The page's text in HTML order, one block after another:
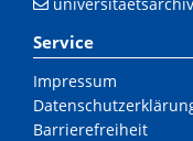
Service
Impressum
Barrierefreiheit